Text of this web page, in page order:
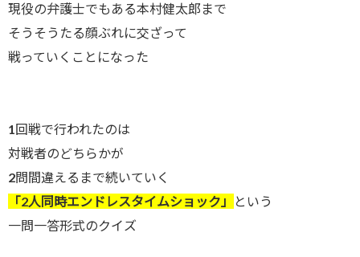
現役の弁護士でもある本村健太郎まで
そうそうたる顔ぶれに交ざって
戦っていくことになった
1回戦で行われたのは
対戦者のどちらかが
2問間違えるまで続いていく
「2人同時エンドレスタイムショック」
という
一問一答形式のクイズ